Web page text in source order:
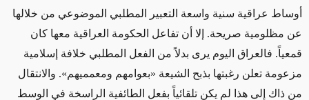
أوساط عراقية سنية واسعة التعبير المطلبي الموضوعي من خلالها
عن مظلومية صريحة. إلا أن تفاعل الحكومة العراقية معها كان
قمعياً. فالعراق اليوم يرى بدلاً من الفعل المطلبي خلافة إسلامية
مزعومة تعلن رغبتها بذبح الشيعة «بعوامهم ومعمميهم». والانتقال
من ذاك إلى هذا لم يكن تلقائياً بفعل الطائفية الراسخة في الوسط